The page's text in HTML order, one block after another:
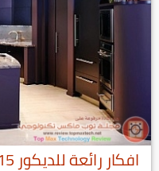
افكار رائعة للديكور 2015 مطابخ بديكورات مذهلة